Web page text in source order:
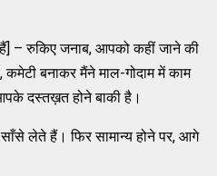
– रुकिए जनाब, आपको कहीं जाने की
बनाकर मैंने माल-गोदाम में काम
दस्तख़त होने बाकी है।
लेते हैं। फिर सामान्य होने पर, आगे